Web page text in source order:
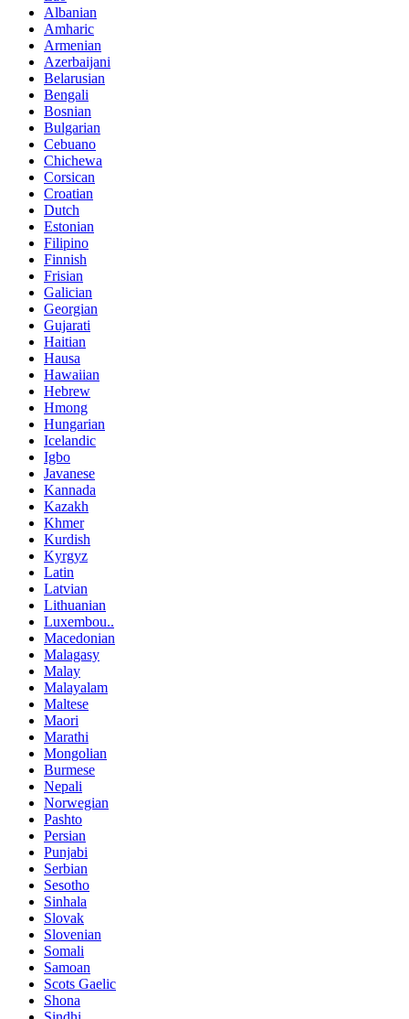
Albanian
Amharic
Armenian
Azerbaijani
Belarusian
Bengali
Bosnian
Bulgarian
Cebuano
Chichewa
Corsican
Croatian
Dutch
Estonian
Filipino
Finnish
Frisian
Galician
Georgian
Gujarati
Haitian
Hausa
Hawaiian
Hebrew
Hmong
Hungarian
Icelandic
Igbo
Javanese
Kannada
Kazakh
Khmer
Kurdish
Kyrgyz
Latin
Latvian
Lithuanian
Luxembou..
Macedonian
Malagasy
Malay
Malayalam
Maltese
Maori
Marathi
Mongolian
Burmese
Nepali
Norwegian
Pashto
Persian
Punjabi
Serbian
Sesotho
Sinhala
Slovak
Slovenian
Somali
Samoan
Scots Gaelic
Shona